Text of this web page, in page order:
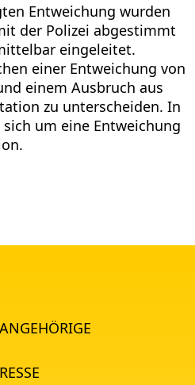
Entweichung wurden
der Polizei abgestimmt
eingeleitet.
einer Entweichung von
einem Ausbruch aus
zu unterscheiden. In
um eine Entweichung